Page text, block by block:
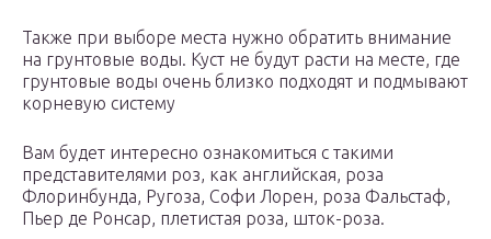
Также при выборе места нужно обратить внимание
на грунтовые воды. Куст не будут расти на месте, где
грунтовые воды очень близко подходят и подмывают
корневую систему
Вам будет интересно ознакомиться с такими
представителями роз, как английская, роза
Флоринбунда, Ругоза, Софи Лорен, роза Фальстаф,
Пьер де Ронсар, плетистая роза, шток-роза.